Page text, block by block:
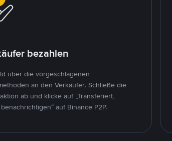
bezahlen
über die vorgeschlagenen
an den Verkäufer. Schließe die
ab und klicke auf „Transferiert,
auf Binance P2P.